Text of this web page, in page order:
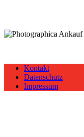
Kontakt
Datenschutz
Impressum